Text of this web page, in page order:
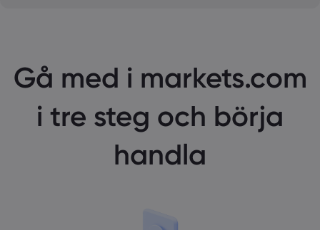
Gå med i markets.com
i tre steg och börja
handla